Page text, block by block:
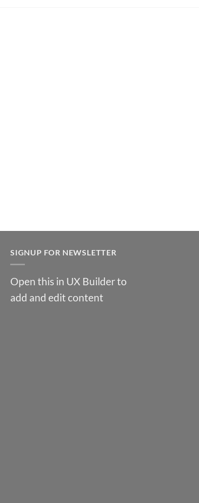
SIGNUP FOR NEWSLETTER
Open this in UX Builder to
add and edit content